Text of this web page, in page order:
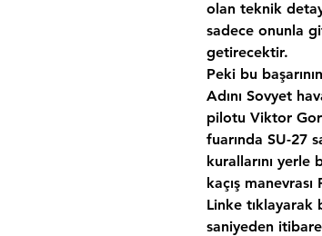
olan teknik
sadece onunla
getirecektir.
Peki bu
Adını Sovyet
pilotu Viktor
fuarında SU-27
kurallarını yerle
kaçış
Linke tıklayarak
saniyeden